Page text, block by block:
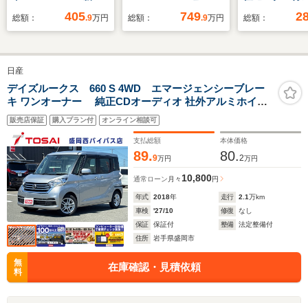
タイヤ/ディスプレイ
ナーミラー/トヨタセ
ーフティセンス/全方
位モニター/車線逸脱
防止支援システム/シ
ート ハーフレザー/電
動バックドア
総額： 405.9万円
ー ツインサブバッテ
MAXFAN 19型TV
排水13Lポリ 走行用
リアクーラー ナビ連
動Bカメラ レンタア
ップ 寒冷地仕様
総額： 749.9万円
ナビ 4WD
HUD
総額：
日産
デイズルークス 660 S 4WD エマージェンシーブレー
キ ワンオーナー 純正CDオーディオ 社外アルミホイー
ル アイドリングストップ キーレスエントリー 両側スライ
ドドア 左側スライドドアオートクローザー リアヒーター
ダクト
販売店保証 購入プラン付 オンライン相談可
支払総額
89.9万円
本体価格
80.2万円
通常ローン 月々 10,800円
年式 2018年 走行 2.1万km
車検
'27/10 修復
なし
保証
保証付 整備
法定整備付
住所
岩手県盛岡市
無
料
在庫確認・見積依頼